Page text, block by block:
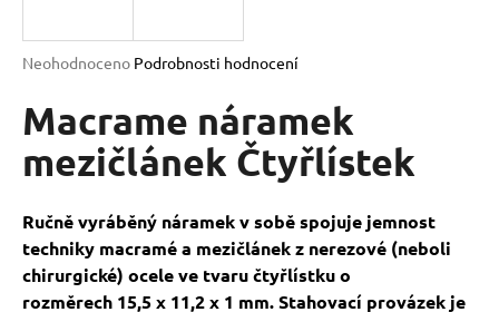
Průměrné
produktu
je
Neohodnoceno Podrobnosti hodnocení
Macrame náramek
mezičlánek Čtyřlístek
Ručně vyráběný náramek v sobě spojuje jemnost
techniky macramé a mezičlánek z nerezové (neboli
chirurgické) ocele ve tvaru čtyřlístku o
rozměrech 15,5 x 11,2 x 1 mm.Stahovací provázek je
j
t
?
HLEDAT